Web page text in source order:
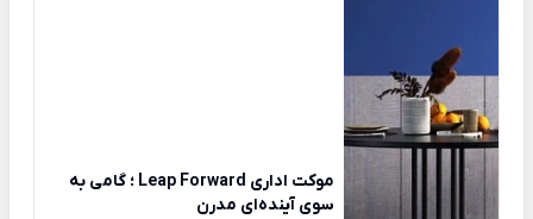
موکت اداری Leap Forward ؛ گامی به
سوی آینده‌ای مدرن